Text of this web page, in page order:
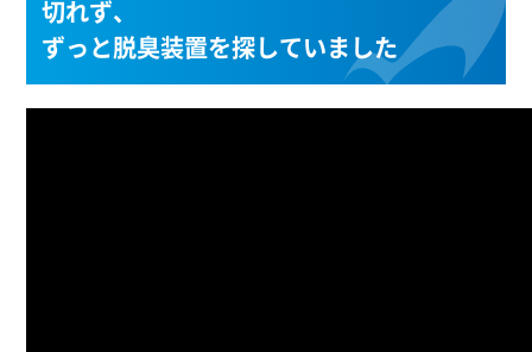
切れず、
ずっと脱臭装置を探していました